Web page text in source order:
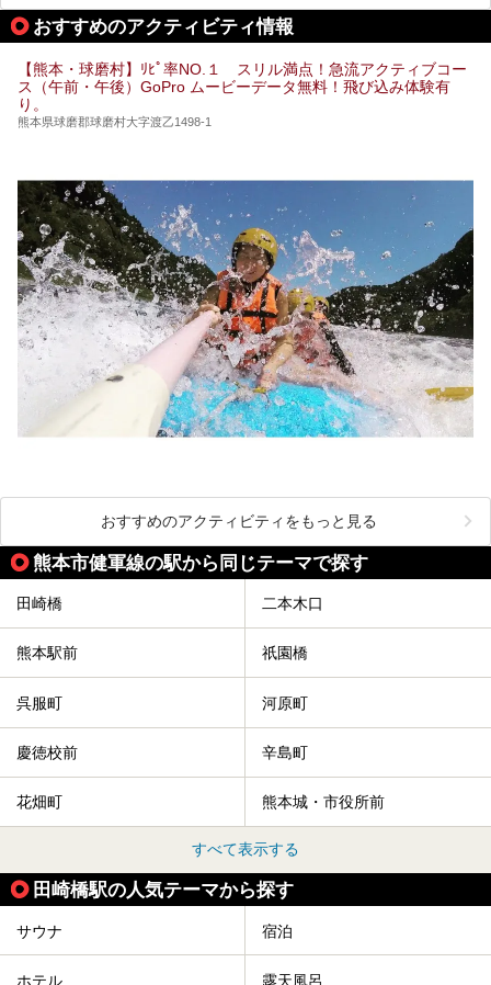
期は孤立状態に。もしかしたらこの時のニュースで、「地獄
温泉」と「垂玉温泉」の名前を知った人もいるかもしれませ
ん。
この2軒は今どうなっているのでしょうか。実は現在は「地
獄温泉 青風荘．」「垂玉温泉 瀧日和」として営業を再開し
します。
おすすめのアクティビティ情報
【熊本・球磨村】ﾘﾋﾟ率NO.１ スリル満点！急流アクティブコー
ス（午前・午後）GoPro ムービーデータ無料！飛び込み体験有
り。
熊本県球磨郡球磨村大字渡乙1498-1
おすすめのアクティビティをもっと見る
熊本市健軍線の駅から同じテーマで探す
田崎橋 二本木口
熊本駅前 祇園橋
呉服町 河原町
慶徳校前 辛島町
花畑町 熊本城・市役所前
すべて表示する
田崎橋駅の人気テーマから探す
サウナ 宿泊
ホテル 露天風呂